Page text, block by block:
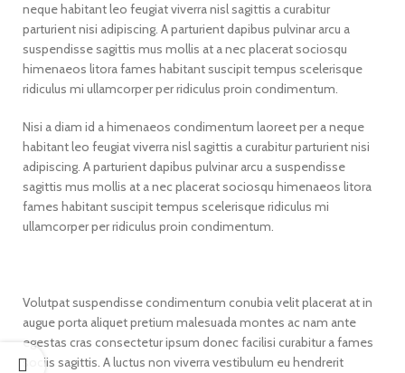
neque habitant leo feugiat viverra nisl sagittis a curabitur
parturient nisi adipiscing. A parturient dapibus pulvinar arcu a
suspendisse sagittis mus mollis at a nec placerat sociosqu
himenaeos litora fames habitant suscipit tempus scelerisque
ridiculus mi ullamcorper per ridiculus proin condimentum.
Nisi a diam id a himenaeos condimentum laoreet per a neque
habitant leo feugiat viverra nisl sagittis a curabitur parturient nisi
adipiscing. A parturient dapibus pulvinar arcu a suspendisse
sagittis mus mollis at a nec placerat sociosqu himenaeos litora
fames habitant suscipit tempus scelerisque ridiculus mi
ullamcorper per ridiculus proin condimentum.
Volutpat suspendisse condimentum conubia velit placerat at in
augue porta aliquet pretium malesuada montes ac nam ante
egestas cras consectetur ipsum donec facilisi curabitur a fames
sociis sagittis. A luctus non viverra vestibulum eu hendrerit